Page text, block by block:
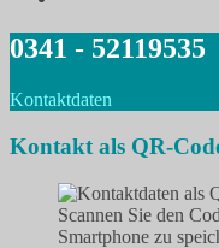
0341 - 52119535
Kontaktdaten
Kontakt als QR-
Scannen Sie den
Smartphone zu